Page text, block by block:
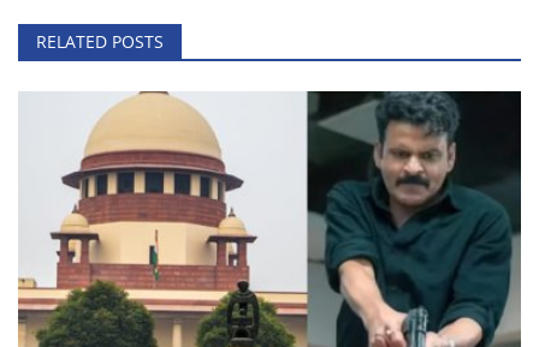
RELATED POSTS